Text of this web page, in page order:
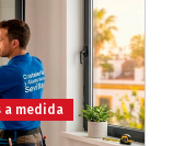
a medida